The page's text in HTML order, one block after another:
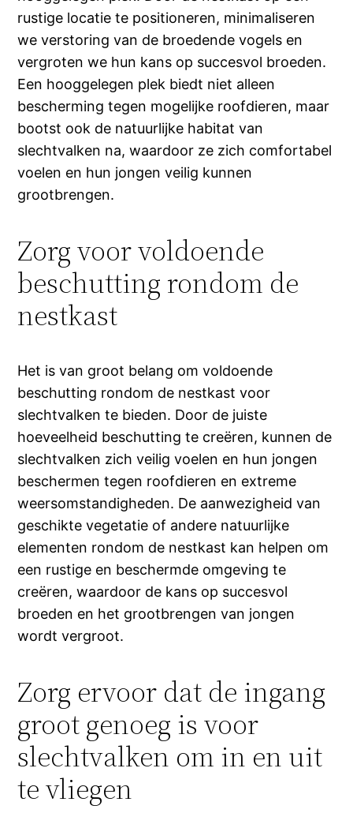
rustige locatie te positioneren, minimaliseren
we verstoring van de broedende vogels en
vergroten we hun kans op succesvol broeden.
Een hooggelegen plek biedt niet alleen
bescherming tegen mogelijke roofdieren, maar
bootst ook de natuurlijke habitat van
slechtvalken na, waardoor ze zich comfortabel
voelen en hun jongen veilig kunnen
grootbrengen.
Zorg voor voldoende
beschutting rondom de
nestkast
Het is van groot belang om voldoende
beschutting rondom de nestkast voor
slechtvalken te bieden. Door de juiste
hoeveelheid beschutting te creëren, kunnen de
slechtvalken zich veilig voelen en hun jongen
beschermen tegen roofdieren en extreme
weersomstandigheden. De aanwezigheid van
geschikte vegetatie of andere natuurlijke
elementen rondom de nestkast kan helpen om
een rustige en beschermde omgeving te
creëren, waardoor de kans op succesvol
broeden en het grootbrengen van jongen
wordt vergroot.
Zorg ervoor dat de ingang
groot genoeg is voor
slechtvalken om in en uit
te vliegen